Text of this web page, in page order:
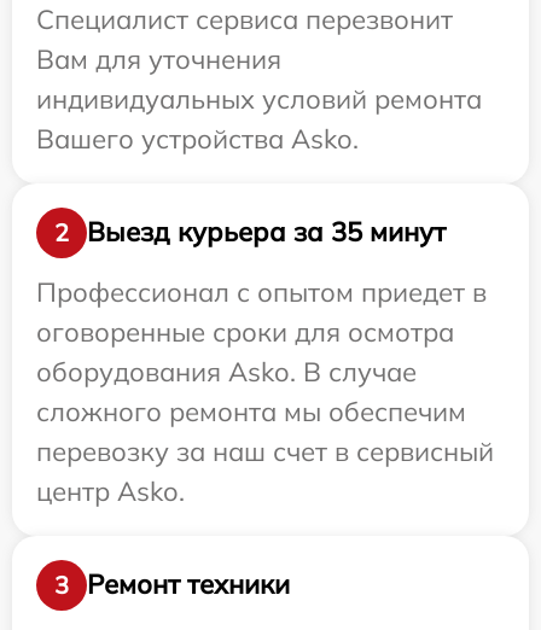
Специалист сервиса перезвонит
Вам для уточнения
индивидуальных условий ремонта
Вашего устройства Asko.
2
Выезд курьера за 35 минут
Профессионал с опытом приедет в
оговоренные сроки для осмотра
оборудования Asko. В случае
сложного ремонта мы обеспечим
перевозку за наш счет в сервисный
центр Asko.
3
Ремонт техники